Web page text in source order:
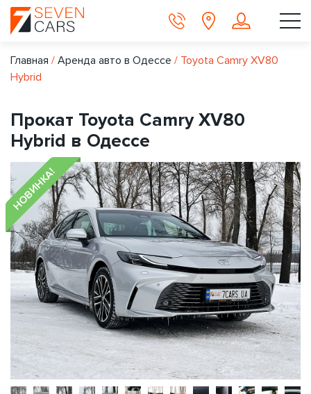
Главная / Аренда авто в Одессе / Toyota Camry XV80
Hybrid
Прокат Toyota Camry XV80
Hybrid в Одессе
НОВИНКА!